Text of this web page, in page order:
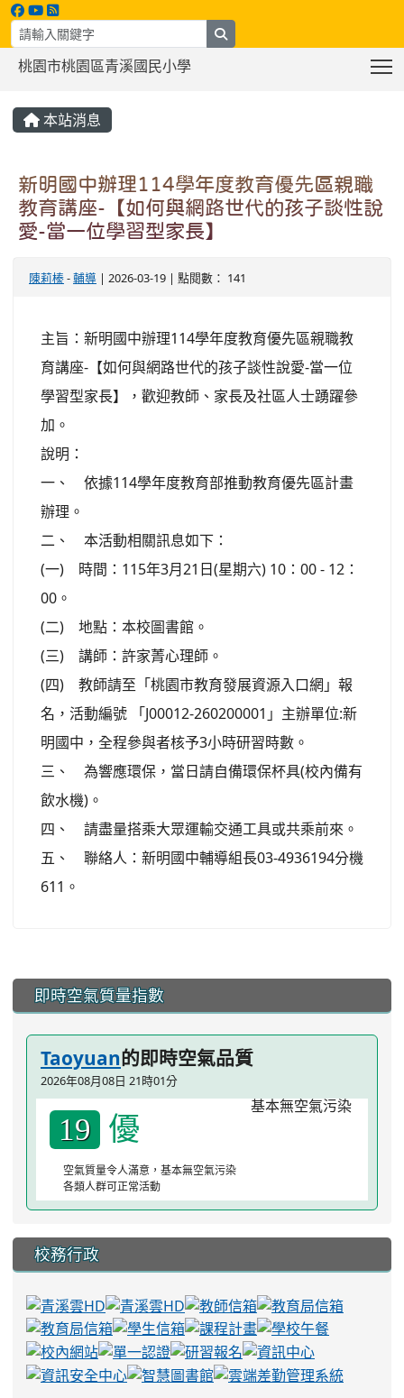
桃園市桃園區青溪國民小學
本站消息
新明國中辦理114學年度教育優先區親職
教育講座-【如何與網路世代的孩子談性說
愛-當一位學習型家長】
陳莉榛-輔導 | 2026-03-19 | 點閱數： 141
主旨：新明國中辦理114學年度教育優先區親職教
育講座-【如何與網路世代的孩子談性說愛-當一位
學習型家長】，歡迎教師、家長及社區人士踴躍參
加。
說明：
一、 依據114學年度教育部推動教育優先區計畫
辦理。
二、 本活動相關訊息如下：
(一) 時間：115年3月21日(星期六) 10：00 - 12：
00。
(二) 地點：本校圖書館。
(三) 講師：許家菁心理師。
(四) 教師請至「桃園市教育發展資源入口網」報
名，活動編號 「J00012-260200001」主辦單位:新
明國中，全程參與者核予3小時研習時數。
三、 為響應環保，當日請自備環保杯具(校內備有
飲水機)。
四、 請盡量搭乘大眾運輸交通工具或共乘前來。
五、 聯絡人：新明國中輔導組長03-4936194分機
611。
::: 即時空氣質量指數
Taoyuan的即時空氣品質
2026年08月08日 21時01分
19 優
空氣質量令人滿意，基本無空氣污染
各類人群可正常活動
校務行政